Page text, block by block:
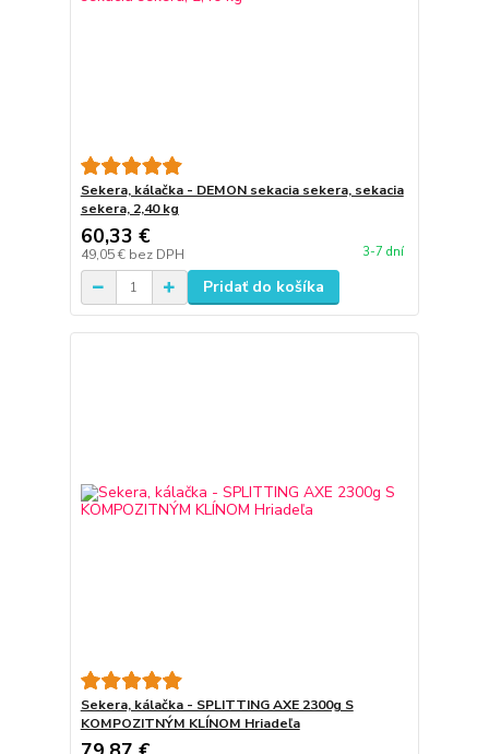
Sekera, kálačka - DEMON sekacia sekera, sekacia
sekera, 2,40 kg
60,33 €
49,05 € bez DPH 3-7 dní
Pridať do košíka
Sekera, kálačka - SPLITTING AXE 2300g S
KOMPOZITNÝM KLÍNOM Hriadeľa